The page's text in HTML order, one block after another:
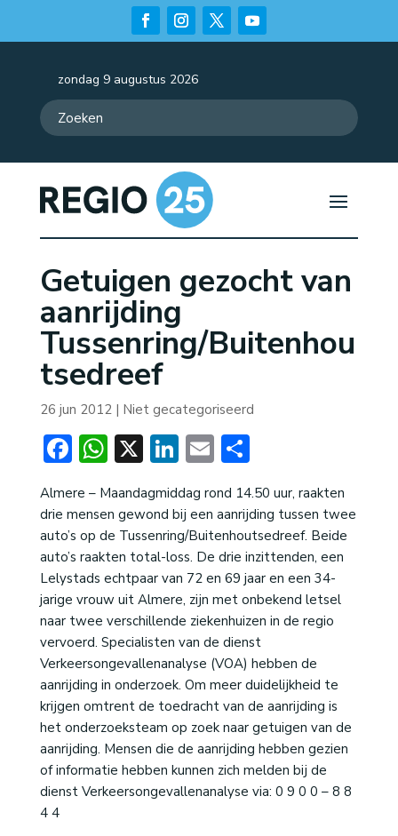
zondag 9 augustus 2026
Getuigen gezocht van
aanrijding
Tussenring/Buitenhou
tsedreef
26 jun 2012| Niet gecategoriseerd
Facebook
WhatsApp
X LinkedIn
EmailDelen
Almere – Maandagmiddag rond 14.50 uur, raakten
drie mensen gewond bij een aanrijding tussen twee
auto’s op de Tussenring/Buitenhoutsedreef. Beide
auto’s raakten total-loss. De drie inzittenden, een
Lelystads echtpaar van 72 en 69 jaar en een 34-
jarige vrouw uit Almere, zijn met onbekend letsel
naar twee verschillende ziekenhuizen in de regio
vervoerd. Specialisten van de dienst
Verkeersongevallenanalyse (VOA) hebben de
aanrijding in onderzoek. Om meer duidelijkheid te
krijgen omtrent de toedracht van de aanrijding is
het onderzoeksteam op zoek naar getuigen van de
aanrijding. Mensen die de aanrijding hebben gezien
of informatie hebben kunnen zich melden bij de
dienst Verkeersongevallenanalyse via: 0 9 0 0 – 8 8
4 4